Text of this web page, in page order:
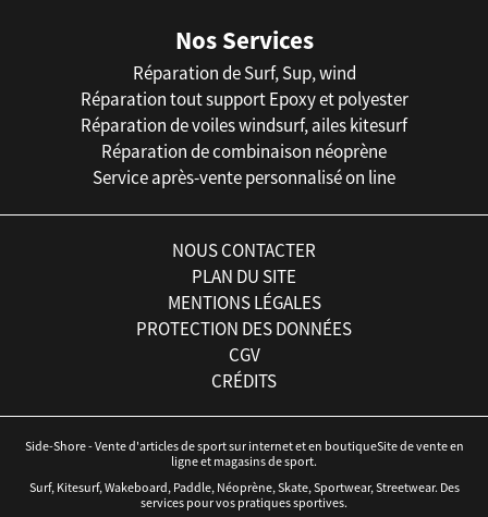
Nos Services
Réparation de Surf, Sup, wind
Réparation tout support Epoxy et polyester
Réparation de voiles windsurf, ailes kitesurf
Réparation de combinaison néoprène
Service après-vente personnalisé on line
NOUS CONTACTER
PLAN DU SITE
MENTIONS LÉGALES
PROTECTION DES DONNÉES
CGV
CRÉDITS
Side-Shore - Vente d'articles de sport sur internet et en boutiqueSite de vente en
ligne et magasins de sport.
Surf, Kitesurf, Wakeboard, Paddle, Néoprène, Skate, Sportwear, Streetwear. Des
services pour vos pratiques sportives.